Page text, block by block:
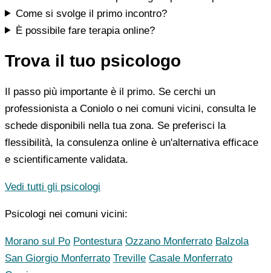
Come si svolge il primo incontro?
È possibile fare terapia online?
Trova il tuo psicologo
Il passo più importante è il primo. Se cerchi un
professionista a Coniolo o nei comuni vicini, consulta le
schede disponibili nella tua zona. Se preferisci la
flessibilità, la consulenza online è un'alternativa efficace
e scientificamente validata.
Vedi tutti gli psicologi
Psicologi nei comuni vicini:
Morano sul Po Pontestura Ozzano Monferrato Balzola
San Giorgio Monferrato Treville Casale Monferrato